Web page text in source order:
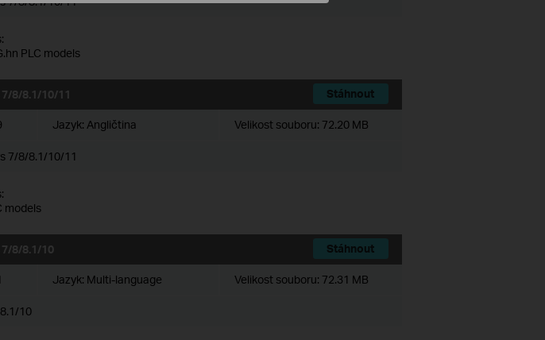
PLC models
8/8.1/10/11 Stáhnout
Jazyk: Angličtina Velikost souboru: 72.20 MB
7/8/8.1/10/11
models
8/8.1/10 Stáhnout
Jazyk: Multi-language Velikost souboru: 72.31 MB
10